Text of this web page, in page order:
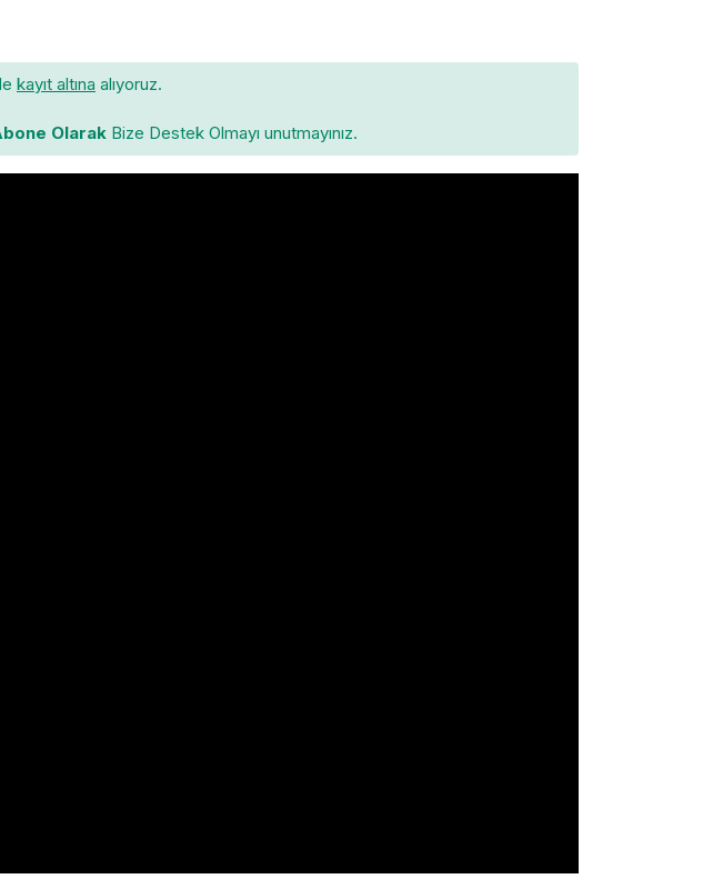
kayıt altına alıyoruz.
Olarak Bize Destek Olmayı unutmayınız.